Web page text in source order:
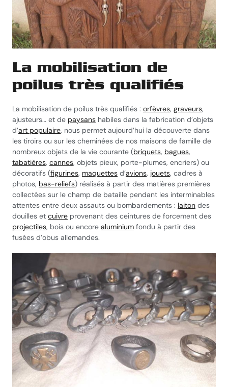
La mobilisation de
poilus très qualifiés
La mobilisation de poilus très qualifiés : orfèvres, graveurs,
ajusteurs… et de paysans habiles dans la fabrication d’objets
d’art populaire, nous permet aujourd’hui la découverte dans
les tiroirs ou sur les cheminées de nos maisons de famille de
nombreux objets de la vie courante (briquets, bagues,
tabatières, cannes, objets pieux, porte-plumes, encriers) ou
décoratifs (figurines, maquettes d’avions, jouets, cadres à
photos, bas-reliefs) réalisés à partir des matières premières
collectées sur le champ de bataille pendant les interminables
attentes entre deux assauts ou bombardements : laiton des
douilles et cuivre provenant des ceintures de forcement des
projectiles, bois ou encore aluminium fondu à partir des
fusées d’obus allemandes.